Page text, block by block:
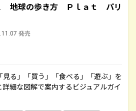
地球の歩き方 Ｐｌａｔ パリ
発売
る」「買う」「食べる」「遊ぶ」を
細な図解で案内するビジュアルガイ